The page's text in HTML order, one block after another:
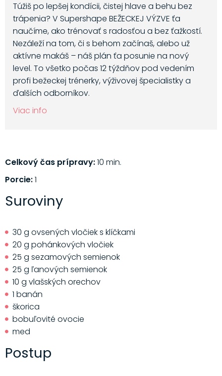
Túžiš po lepšej kondícii, čistej hlave a behu bez
trápenia? V Supershape BEŽECKEJ VÝZVE ťa
naučíme, ako trénovať s radosťou a bez ťažkostí.
Nezáleží na tom, či s behom začínaš, alebo už
aktívne makáš – náš plán ťa posunie na nový
level. To všetko počas 12 týždňov pod vedením
profi bežeckej trénerky, výživovej špecialistky a
ďalších odborníkov.
Viac info
Celkový čas prípravy:10 min.
Porcie:1
Suroviny
30 g ovsených vločiek s klíčkami
20 g pohánkových vločiek
25 g sezamových semienok
25 g ľanových semienok
10 g vlašských orechov
1 banán
škorica
bobuľovité ovocie
med
Postup